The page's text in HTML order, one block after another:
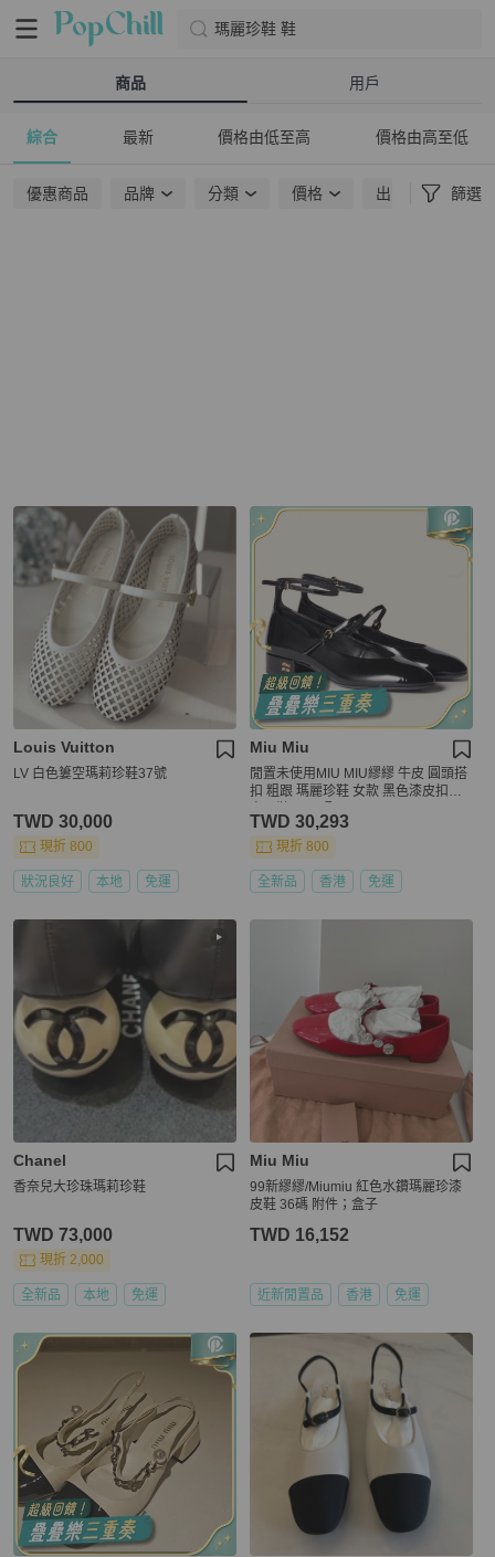
瑪麗珍鞋 鞋
商品 用戶
綜合 最新 價格由低至高 價格由高至低
優惠商品 品牌 分類 價格 出貨地點 篩選
Louis Vuitton
LV 白色簍空瑪莉珍鞋37號
TWD 30,000
現折 800
狀況良好 本地 免運
Miu Miu
閒置未使用MIU MIU繆繆 牛皮 圓頭搭
扣 粗跟 瑪麗珍鞋 女款 黑色漆皮扣帶
TWD 30,293
現折 800
全新品 香港 免運
Chanel
香奈兒大珍珠瑪莉珍鞋
TWD 73,000
現折 2,000
全新品 本地 免運
Miu Miu
99新繆繆/Miumiu 紅色水鑽瑪麗珍漆
皮鞋 36碼 附件；盒子
TWD 16,152
近新閒置品 香港 免運